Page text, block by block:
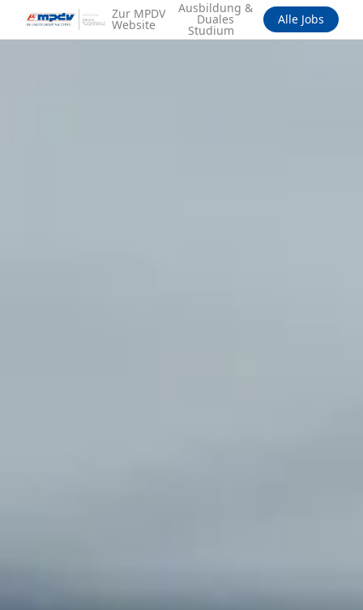
Zur MPDV
Website
Ausbildung &
Duales
Studium
Alle Jobs